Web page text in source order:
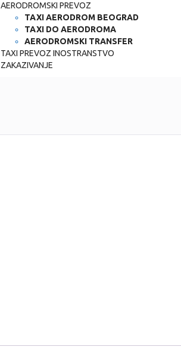
AERODROMSKI PREVOZ
TAXI AERODROM BEOGRAD
TAXI DO AERODROMA
AERODROMSKI TRANSFER
TAXI PREVOZ INOSTRANSTVO
ZAKAZIVANJE